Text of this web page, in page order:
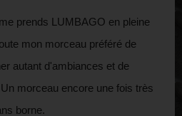
prends LUMBAGO en pleine
mon morceau préféré de
autant d'ambiances et de
morceau encore une fois très
borne.